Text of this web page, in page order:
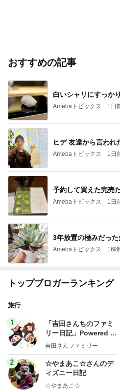
おすすめの記事
白いシャリにすっか
Amebaトピックス 1日
ヒデ 友達から言われ
Amebaトピックス 1日
予約して買えた完売
Amebaトピックス 1日
3年放置の極みだっ
Amebaトピックス 16
トップブロガーランキング
旅行
1
「吉田さんちのファミ
リー日記」Powered b
y Ameba 吉田さんファ
ログ
吉田さんファミリー
2
☆やまあこ☆さんのデ
ィズニー日記
☆やまあこ☆